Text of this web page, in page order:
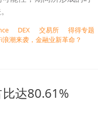
DEX 交易所
得得专题
潮来袭，金融业新革命？
达80.61%